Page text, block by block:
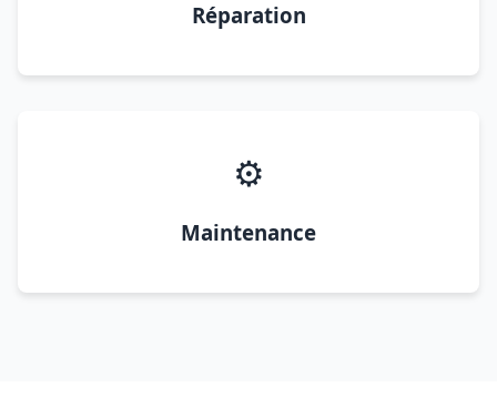
Réparation
⚙️
Maintenance